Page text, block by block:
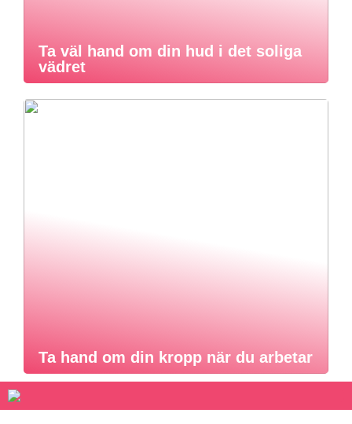
Ta väl hand om din hud i det soliga
vädret
Ta hand om din kropp när du arbetar